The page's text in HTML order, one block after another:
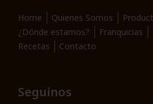
Home Quienes Somos
¿Dónde estamos?
Franquicias
Recetas
Contacto
Seguinos